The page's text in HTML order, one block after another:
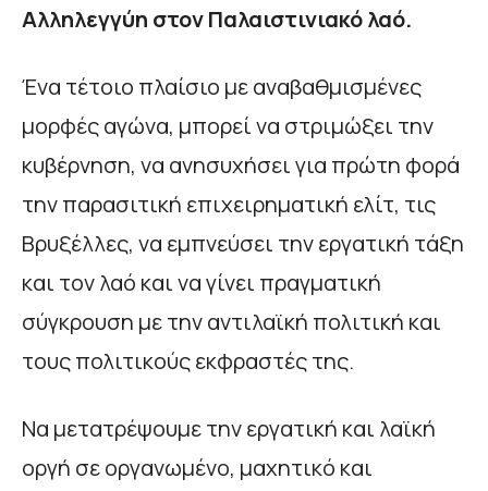
Αλληλεγγύη στον Παλαιστινιακό λαό.
Ένα τέτοιο πλαίσιο με αναβαθμισμένες
μορφές αγώνα, μπορεί να στριμώξει την
κυβέρνηση, να ανησυχήσει για πρώτη φορά
την παρασιτική επιχειρηματική ελίτ, τις
Βρυξέλλες, να εμπνεύσει την εργατική τάξη
και τον λαό και να γίνει πραγματική
σύγκρουση με την αντιλαϊκή πολιτική και
τους πολιτικούς εκφραστές της.
Να μετατρέψουμε την εργατική και λαϊκή
οργή σε οργανωμένο, μαχητικό και